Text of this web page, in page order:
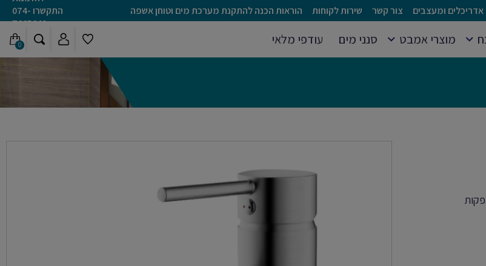
אדריכלים ומעצבים צור קשר שירות לקוחות הוראות הכנה להתקנת מערכת מים וטוחן אשפה
התקשרו 074-
7665640
מוצרי אמבט סנני מים עודפי מלאי 0